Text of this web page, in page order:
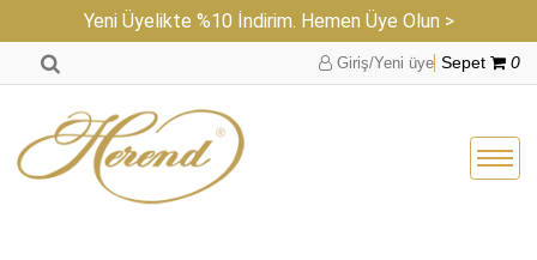
Yeni Üyelikte %10 İndirim. Hemen Üye Olun >
Giriş/Yeni üye Sepet 0